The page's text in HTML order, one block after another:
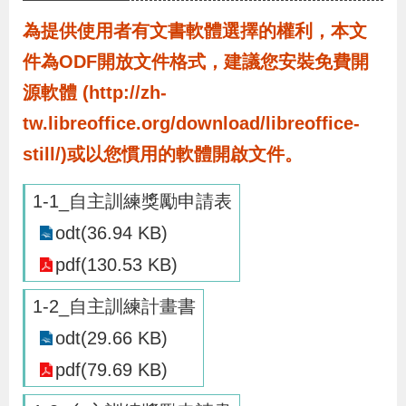
為
民
服
務
區
申
為提供使用者有文書軟體選擇的權利，本文
件為ODF開放文件格式，建議您安裝免費開
源軟體 (http://zh-
tw.libreoffice.org/download/libreoffice-
still/)或以您慣用的軟體開啟文件。
1-1_自主訓練獎勵申請表
odt(36.94 KB)
pdf(130.53 KB)
1-2_自主訓練計畫書
odt(29.66 KB)
pdf(79.69 KB)